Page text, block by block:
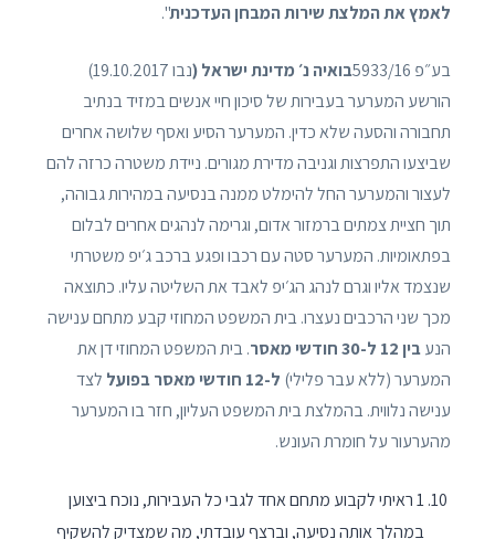
לאמץ את המלצת שירות המבחן העדכנית".
בע״פ 5933/16 בואיה נ׳ מדינת ישראל(
נבו 19.10.2017)
הורשע המערער בעבירות של סיכון חיי אנשים במזיד בנתיב
תחבורה והסעה שלא כדין. המערער הסיע ואסף שלושה אחרים
שביצעו התפרצות וגניבה מדירת מגורים. ניידת משטרה כרזה להם
לעצור והמערער החל להימלט ממנה בנסיעה במהירות גבוהה,
תוך חציית צמתים ברמזור אדום, וגרימה לנהגים אחרים לבלום
בפתאומיות. המערער סטה עם רכבו ופגע ברכב ג׳יפ משטרתי
שנצמד אליו וגרם לנהג הג׳יפ לאבד את השליטה עליו. כתוצאה
מכך שני הרכבים נעצרו. בית המשפט המחוזי קבע מתחם ענישה
הנעבין 12 ל-30 חודשי מאסר
. בית המשפט המחוזי דן את
המערער (ללא עבר פלילי) ל-12 חודשי מאסר בפועל
לצד
ענישה נלווית. בהמלצת בית המשפט העליון, חזר בו המערער
מהערעור על חומרת העונש.
1 ראיתי לקבוע מתחם אחד לגבי כל העבירות, נוכח ביצוען
במהלך אותה נסיעה, וברצף עובדתי, מה שמצדיק להשקיף